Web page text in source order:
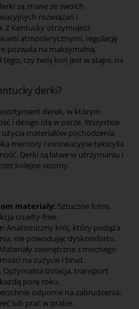
są znane ze swoich
rozwiązań i
Z Kentucky otrzymujesz
atmosferycznymi, regulację
pozwala na maksymalną
czy twój koń jest w stajni, na
derki?
derek, w którym
i design idą w parze. Wszystkie
materiałów pochodzenia
memory i innowacyjne tekstylia
Derki są łatwe w utrzymaniu i
kolejne sezony.
materiały: Sztuczne futro,
cruelty-free.
Anatomiczny krój, który podąża
nie powodując dyskomfortu.
Materiały zewnętrzne z mocnego
na zużycie i brud.
Optymalna izolacja, transport
porę roku.
odporne na zabrudzenia,
lub prać w pralce.